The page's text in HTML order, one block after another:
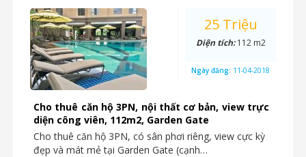
Cho thuê căn hộ 3PN, nội thất cơ bản, view trực
diện công viên, 112m2, Garden Gate
Cho thuê căn hộ 3PN, có sân phơi riêng, view cực kỳ
đẹp và mát mẻ tại Garden Gate (cạnh…
25 Triệu
Diện tích:112 m2
Ngày đăng: 11-04-2018